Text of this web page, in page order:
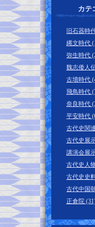
カテ
旧石器時
縄文時代
弥生時代
魏志倭人
古墳時代
飛鳥時代
奈良時代
平安時代
古代史関
古代史展
講演会展
古代史人
古代史史
古代中国
正倉院